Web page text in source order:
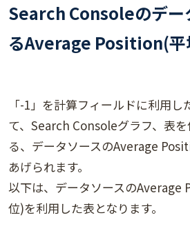
Search Consoleのデー
るAverage Position(平
「-1」を計算フィールドに利用
て、Search Consoleグラフ、表
る、データソースのAverage
あげられます。
以下は、データソースのAverage
位)を利用した表となります。